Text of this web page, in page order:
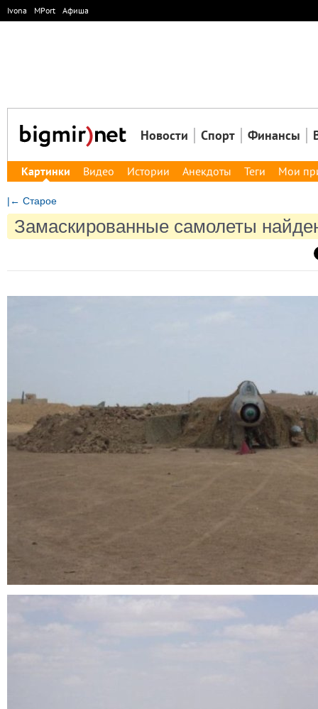
Ivona MPort Афиша
Новости Спорт Финансы
Картинки Видео Истории Анекдоты Теги Мои
|← Старое
Замаскированные самолеты